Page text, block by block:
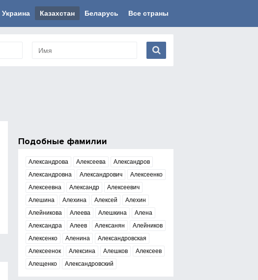
Украина Казахстан Беларусь Все страны
Подобные фамилии
Александрова Алексеева
Александров
Александровна
Александрович
Алексеенко
Алексеевна
Александр
Алексеевич
Алешина
Алехина Алексей
Алехин
Алейникова
Алеева Алешкина
Алена
Александра
Алеев Алексанян
Алейников
Алексенко
Аленина
Александровская
Алексеенок
Алексина Алешков
Алексеев
Алещенко
Александровский